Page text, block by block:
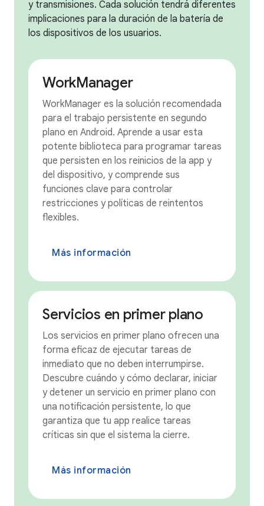
y transmisiones. Cada solución tendrá diferentes
implicaciones para la duración de la batería de
los dispositivos de los usuarios.
WorkManager
WorkManager es la solución recomendada
para el trabajo persistente en segundo
plano en Android. Aprende a usar esta
potente biblioteca para programar tareas
que persisten en los reinicios de la app y
del dispositivo, y comprende sus
funciones clave para controlar
restricciones y políticas de reintentos
flexibles.
Más información
Servicios en primer plano
Los servicios en primer plano ofrecen una
forma eficaz de ejecutar tareas de
inmediato que no deben interrumpirse.
Descubre cuándo y cómo declarar, iniciar
y detener un servicio en primer plano con
una notificación persistente, lo que
garantiza que tu app realice tareas
críticas sin que el sistema la cierre.
Más información